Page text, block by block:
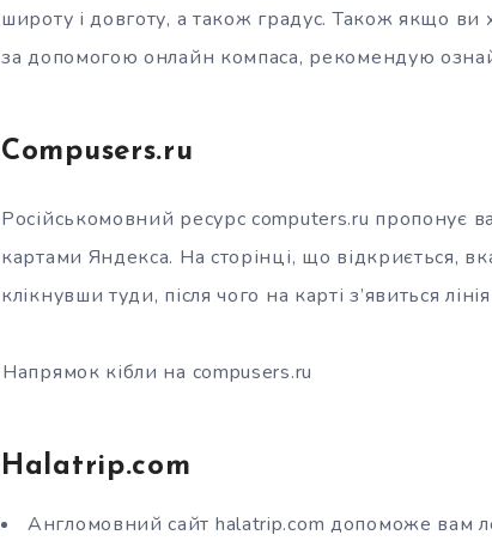
широту і довготу, а також градус. Також якщо ви
за допомогою онлайн компаса, рекомендую
Compusers.ru
Російськомовний ресурс computers.ru пропонує
картами Яндекса. На сторінці, що відкриється,
клікнувши туди, після чого на карті з’явиться
Напрямок кібли на compusers.ru
Halatrip.com
Англомовний сайт halatrip.com допоможе вам